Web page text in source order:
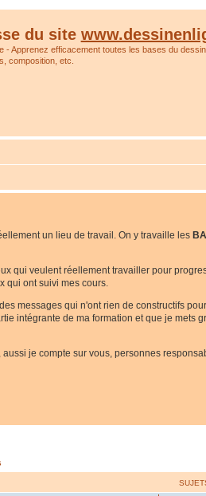
du site
- Apprenez efficacement toutes les bases du
composition, etc.
un lieu de travail. On y travaille les
qui veulent réellement travailler pour
qui ont suivi mes cours.
messages qui n'ont rien de constructifs
intégrante de ma formation et que je mets
aussi je compte sur vous, personnes